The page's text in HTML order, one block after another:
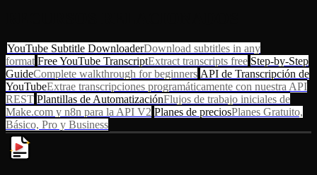
YouTube Subtitle DownloaderDownload subtitles in any
format Free YouTube TranscriptExtract transcripts free Step-by-Step
GuideComplete walkthrough for beginners API de Transcripción de
YouTubeExtrae transcripciones programáticamente con nuestra API
REST Plantillas de AutomatizaciónFlujos de trabajo iniciales de
Make.com y n8n para la API V2 Planes de preciosPlanes Gratuito,
Básico, Pro y Business